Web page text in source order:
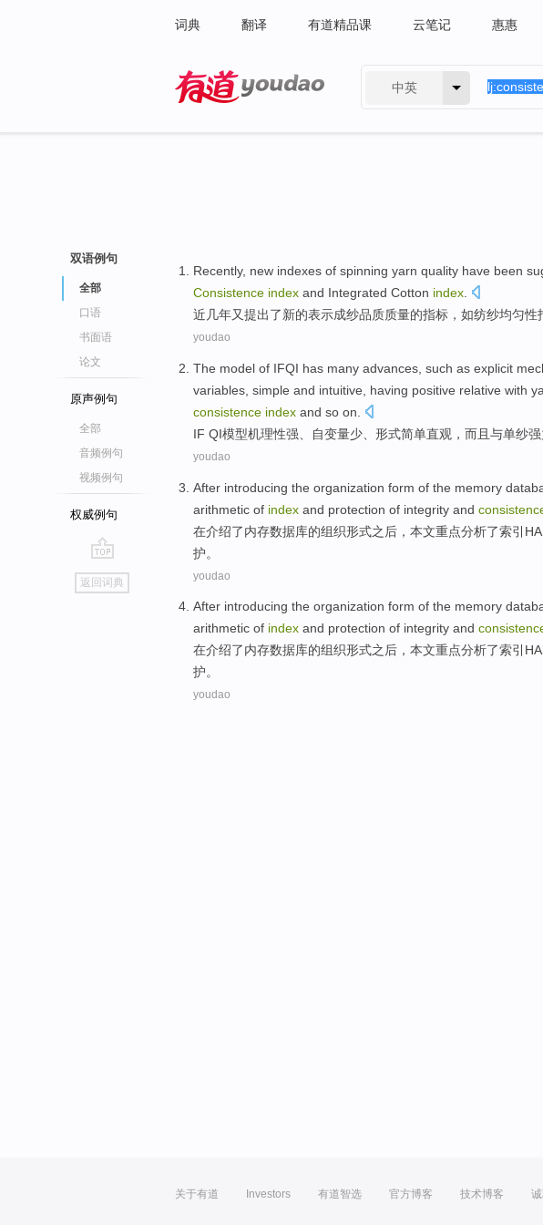
词典 翻译 有道精品课 云笔记 惠惠
中英
双语例句
全部
口语
书面语
论文
原声例句
全部
音频例句
视频例句
权威例句
go
top
返回词典
Recently, new indexes of spinning yarn quality have been
Consistence index and Integrated Cotton index
近几年又提出了新的表示成纱品质质量的指标 ， 如纺纱均匀性
youdao
The model of IFQI has many advances, such as explicit
variables, simple and intuitive having positive relative with
consistence index and so on.
IF QI模型机理性强、 自变量少 、形式简单直观 ， 而且 与单纱强
youdao
After introducing the organization form of the memory
arithmetic of index and protection of integrity and
在介绍了内存数据库的组织形式之后， 本文重点分析了索引
护。
youdao
After introducing the organization form of the memory
arithmetic of index and protection of integrity and
在介绍了内存数据库的组织形式之后， 本文重点分析了索引
护。
youdao
关于有道 Investors 有道智选 官方博客 技术博客